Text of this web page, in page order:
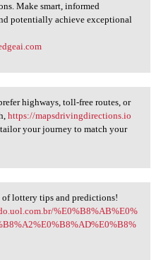
Make smart, informed
potentially achieve exceptional
prefer highways,
highways, toll-free routes, or
https://mapsdrivingdirections.io
your journey to match your
of lottery
of lottery tips and predictions!
%E0%B8%AB%E0%